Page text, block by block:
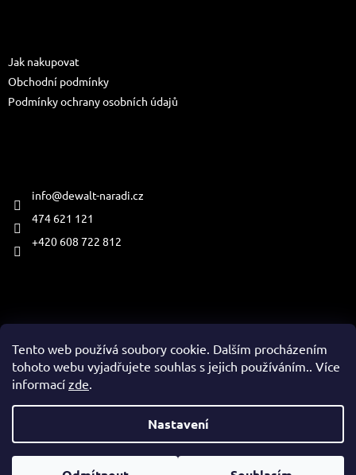
Tento web používá soubory cookie. Dalším procházením
tohoto webu vyjadřujete souhlas s jejich používáním.. Více
informací zde.
Nastavení
Jak nakupovat
Obchodní podmínky
Podmínky ochrany osobních údajů
info@dewalt-naradi.cz
474 621 121
+420 608 722 812
Copyright 2026www.dewalt-naradi.cz. Všechna práva